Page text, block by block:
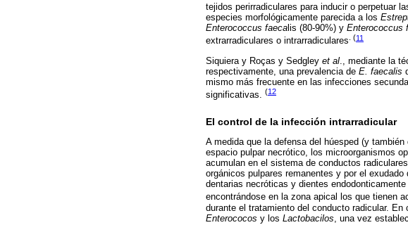
tejidos perirradiculares para inducir o perpetuar
especies morfológicamente parecida a los
Enterococcus faeca lis (80-90%) y Enterococcus
extrarradiculares o intrarradiculares . (11
Siquiera y Roças y Sedgley et al ., mediante la
respectivamente, una prevalencia de E. faecalis
mismo más frecuente en las infecciones
significativas. (12
El control de la infección intrarradicular
A medida que la defensa del húesped (y
espacio pulpar necrótico, los microorganismos
acumulan en el sistema de conductos
orgánicos pulpares remanentes y por el
dentarias necróticas y dientes
encontrándose en la zona apical los que tienen
durante el tratamiento del conducto radicular.
Enterococos y los Lactobacilos , una vez